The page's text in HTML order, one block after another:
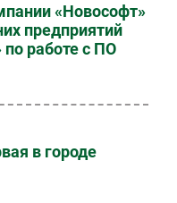
«Новософт»
предприятий
работе с ПО
в городе